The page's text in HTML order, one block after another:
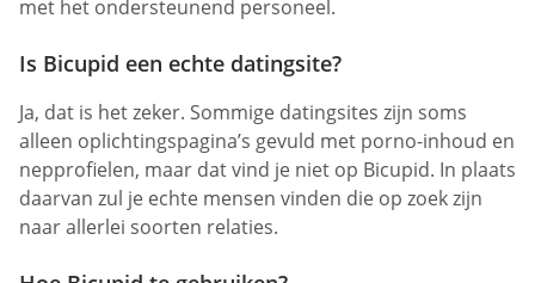
met het ondersteunend personeel.
Is Bicupid een echte datingsite?
Ja, dat is het zeker. Sommige datingsites zijn soms
alleen oplichtingspagina’s gevuld met porno-inhoud en
nepprofielen, maar dat vind je niet op Bicupid. In plaats
daarvan zul je echte mensen vinden die op zoek zijn
naar allerlei soorten relaties.